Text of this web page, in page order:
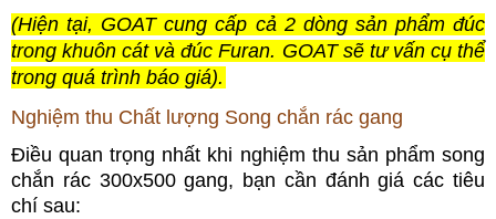
(Hiện tại, GOAT cung cấp cả 2 dòng sản phẩm đúc
trong khuôn cát và đúc Furan. GOAT sẽ tư vấn cụ thể
trong quá trình báo giá).
Nghiệm thu Chất lượng Song chắn rác gang
Điều quan trọng nhất khi nghiệm thu sản phẩm song
chắn rác 300x500 gang, bạn cần đánh giá các tiêu
chí sau: